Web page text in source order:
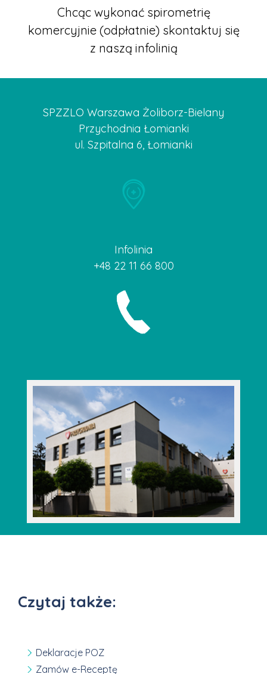
Chcąc wykonać spirometrię
komercyjnie (odpłatnie) skontaktuj się
z naszą infolinią
SPZZLO Warszawa Żoliborz-Bielany
Przychodnia Łomianki
ul. Szpitalna 6, Łomianki
Infolinia
+48 22 11 66 800
Czytaj także:
Deklaracje POZ
Zamów e-Receptę